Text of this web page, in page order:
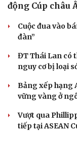
động Cúp châu
Cuộc đua vào
đàn”
ĐT Thái Lan có
nguy cơ bị loại
Bảng xếp hạng
vững vàng ở
Vượt qua
tiếp tại ASEAN